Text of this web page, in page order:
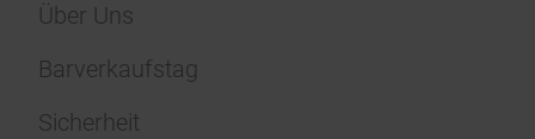
Über Uns
Barverkaufstag
Sicherheit